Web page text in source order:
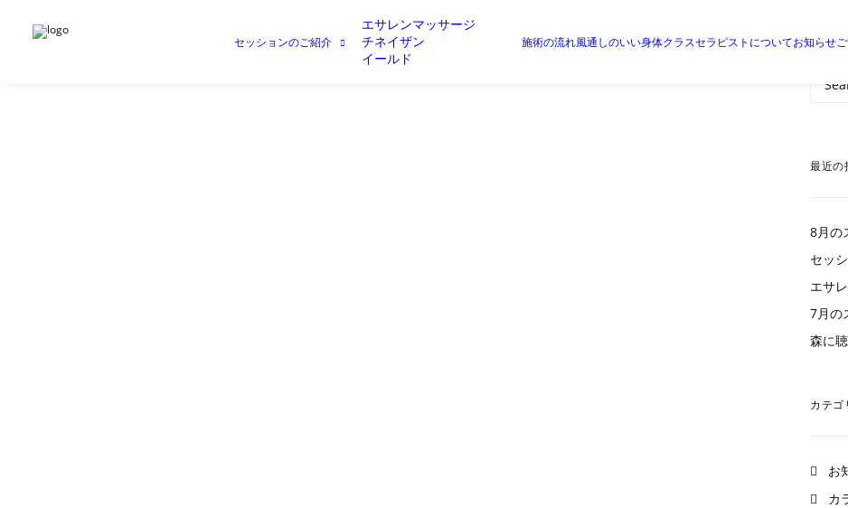
セッションのご紹介
エサレンマッサージ
チネイザン
イールド
施術の流れ風通しのいい身体クラスセラピストについてお知らせ
最近の
8月の
セッ
エサ
7月の
森に聴
カテゴ
お
カ